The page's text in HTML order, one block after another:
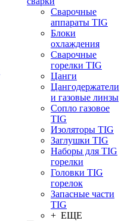
Сварочные
аппараты TIG
Блоки
охлаждения
Сварочные
горелки TIG
Цанги
Цангодержатели
и газовые линзы
Сопло газовое
TIG
Изоляторы TIG
Заглушки TIG
Наборы для TIG
горелки
Головки TIG
горелок
Запасные части
TIG
+ ЕЩЕ